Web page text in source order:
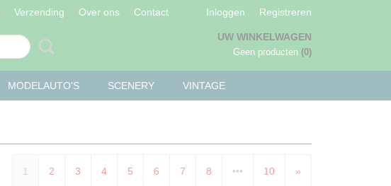
Verzending Over ons Contact Inloggen Registreren
UW WINKELWAGEN
Geen producten (0)
MODELAUTO'S SCENERY VINTAGE
1 2 3 4 5 6 7 8 ••• 10 »